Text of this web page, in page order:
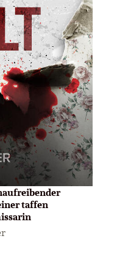
taffen